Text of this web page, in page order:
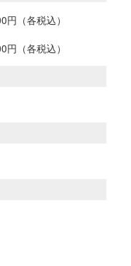
（各税込）
（各税込）